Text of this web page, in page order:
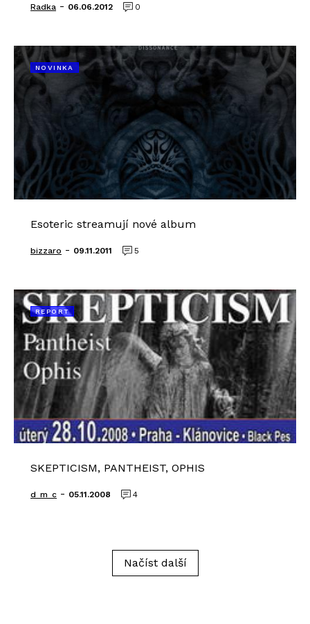
Radka - 06.06.2012 0
NOVINKA
Esoteric streamují nové album
bizzaro - 09.11.2011 5
REPORT
SKEPTICISM, PANTHEIST, OPHIS
d_m_c - 05.11.2008 4
Načíst další